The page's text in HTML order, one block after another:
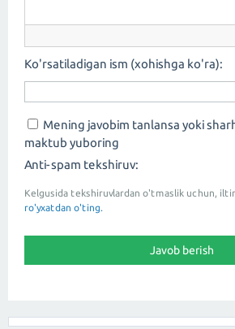
Ko'rsatiladigan ism (xohishga ko'ra):
Mening javobim tanlansa yoki
maktub yuboring
Anti-spam tekshiruv:
Kelgusida tekshiruvlardan o'tmaslik uchun,
ro'yxatdan o'ting.